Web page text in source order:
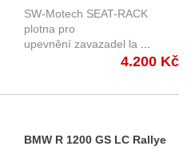
Adventure (14-) - nosič
místo sedla spolujezdce
SW-Motech Seat rack
SW-Motech SEAT-RACK
plotna pro
upevnění zavazadel la
4.200 Kč
BMW R 1200 GS LC Rallye